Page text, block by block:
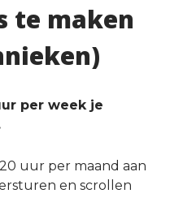
te maken
per week je
uur per maand aan
en scrollen